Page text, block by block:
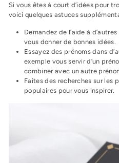
Si vous êtes à court d’idées pour
voici quelques astuces
Demandez de l’aide à
vous donner de bonnes idées.
Essayez des prénoms dans
exemple vous servir d’un
combiner avec un autre
Faites des recherches sur les
populaires pour vous inspirer.